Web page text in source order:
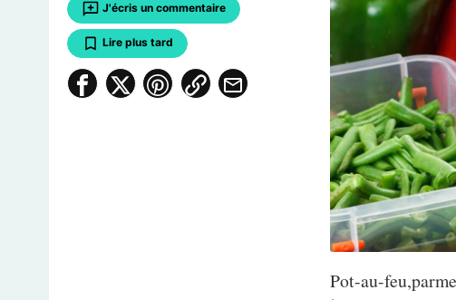
J'écris un commentaire
Lire plus tard
Pot-au-